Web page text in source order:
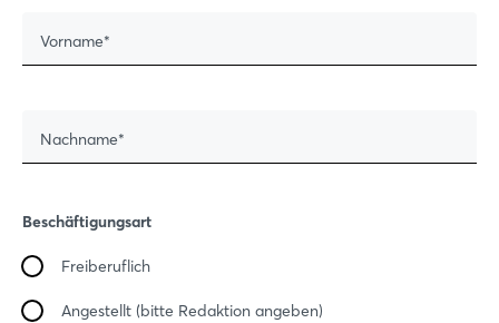
Vorname
Nachname
Beschäftigungsart
Freiberuflich
Angestellt (bitte Redaktion angeben)